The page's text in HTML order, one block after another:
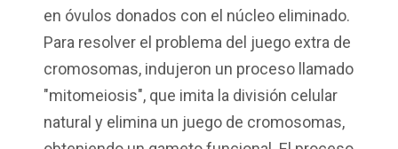
en óvulos donados con el núcleo eliminado.
Para resolver el problema del juego extra de
cromosomas, indujeron un proceso llamado
"mitomeiosis", que imita la división celular
natural y elimina un juego de cromosomas,